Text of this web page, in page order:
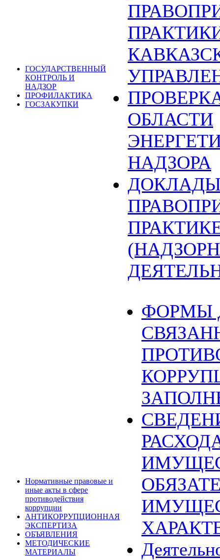
ГОСУДАРСТВЕННЫЙ
КОНТРОЛЬ И
НАДЗОР
ПРОФИЛАКТИКА
ГОСЗАКУПКИ
ОБЛАСТИ
НАДЗОРА
Нормативные правовые и
иные акты в сфере
противодействия
коррупции
АНТИКОРРУПЦИОННАЯ
ЭКСПЕРТИЗА
ОБЪЯВЛЕНИЯ
МЕТОДИЧЕСКИЕ
МАТЕРИАЛЫ
ФОРМЫ